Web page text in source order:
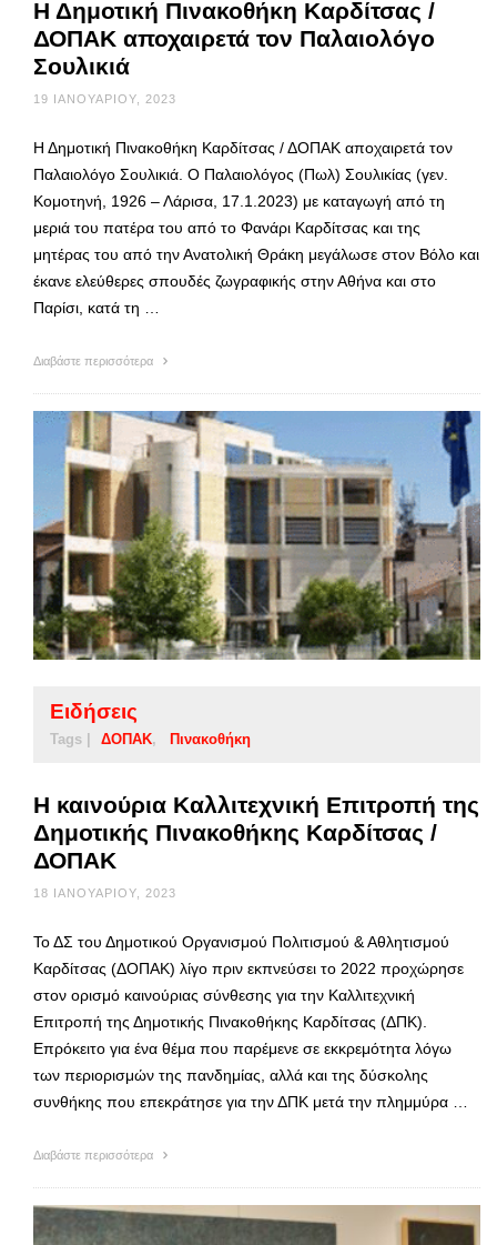
Η Δημοτική Πινακοθήκη Καρδίτσας /
ΔΟΠΑΚ αποχαιρετά τον Παλαιολόγο
Σουλικιά
19 ΙΑΝΟΥΑΡΊΟΥ, 2023
Η Δημοτική Πινακοθήκη Καρδίτσας / ΔΟΠΑΚ αποχαιρετά τον
Παλαιολόγο Σουλικιά. Ο Παλαιολόγος (Πωλ) Σουλικίας (γεν.
Κομοτηνή, 1926 – Λάρισα, 17.1.2023) με καταγωγή από τη
μεριά του πατέρα του από το Φανάρι Καρδίτσας και της
μητέρας του από την Ανατολική Θράκη μεγάλωσε στον Βόλο και
έκανε ελεύθερες σπουδές ζωγραφικής στην Αθήνα και στο
Παρίσι, κατά τη …
Διαβάστε περισσότερα
Ειδήσεις
Tags | ΔΟΠΑΚ Πινακοθήκη
Η καινούρια Καλλιτεχνική Επιτροπή της
Δημοτικής Πινακοθήκης Καρδίτσας /
ΔΟΠΑΚ
18 ΙΑΝΟΥΑΡΊΟΥ, 2023
Το ΔΣ του Δημοτικού Οργανισμού Πολιτισμού & Αθλητισμού
Καρδίτσας (ΔΟΠΑΚ) λίγο πριν εκπνεύσει το 2022 προχώρησε
στον ορισμό καινούριας σύνθεσης για την Καλλιτεχνική
Επιτροπή της Δημοτικής Πινακοθήκης Καρδίτσας (ΔΠΚ).
Επρόκειτο για ένα θέμα που παρέμενε σε εκκρεμότητα λόγω
των περιορισμών της πανδημίας, αλλά και της δύσκολης
συνθήκης που επεκράτησε για την ΔΠΚ μετά την πλημμύρα …
Διαβάστε περισσότερα